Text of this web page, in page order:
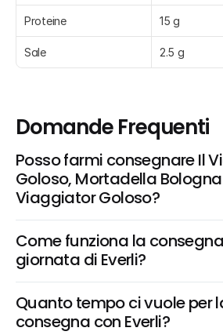
Proteine 15 g
Sale 2.5 g
Domande Frequenti
Posso farmi consegnare Il
Goloso, Mortadella
Viaggiator Goloso?
Come funziona la
giornata di Everli?
Quanto tempo ci vuole per
consegna con Everli?